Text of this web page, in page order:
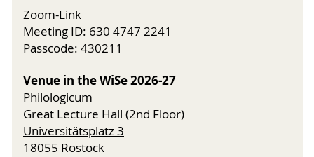
Zoom-Link
Meeting ID: 630 4747 2241
Passcode: 430211
Venue in the WiSe 2026-27
Philologicum
Great Lecture Hall (2nd Floor)
Universitätsplatz 3
18055 Rostock